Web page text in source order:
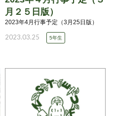
月２５日版）
2023年4月行事予定（3月25日版）
2023.03.25 5年生